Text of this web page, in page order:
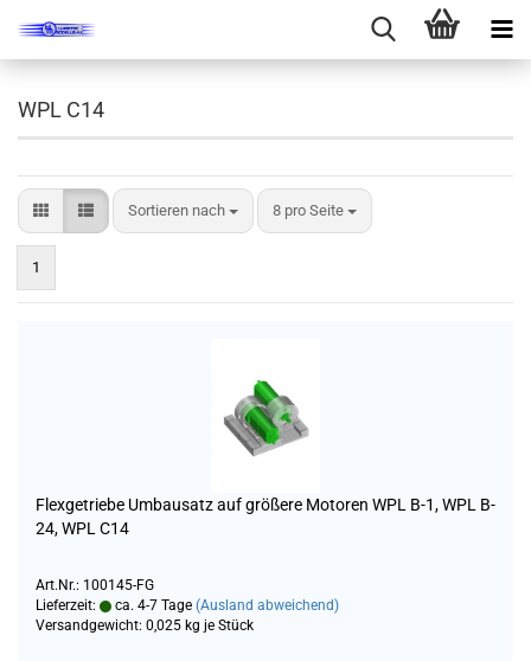
WPL C14
Sortieren nach
Sortieren nach 8 pro Seite
pro Seite
1
Flexgetriebe Umbausatz auf größere Motoren WPL B-1, WPL B-
24, WPL C14
Art.Nr.: 100145-FG
Lieferzeit:
ca. 4-7 Tage (Ausland abweichend)
Versandgewicht: 0,025 kg je Stück